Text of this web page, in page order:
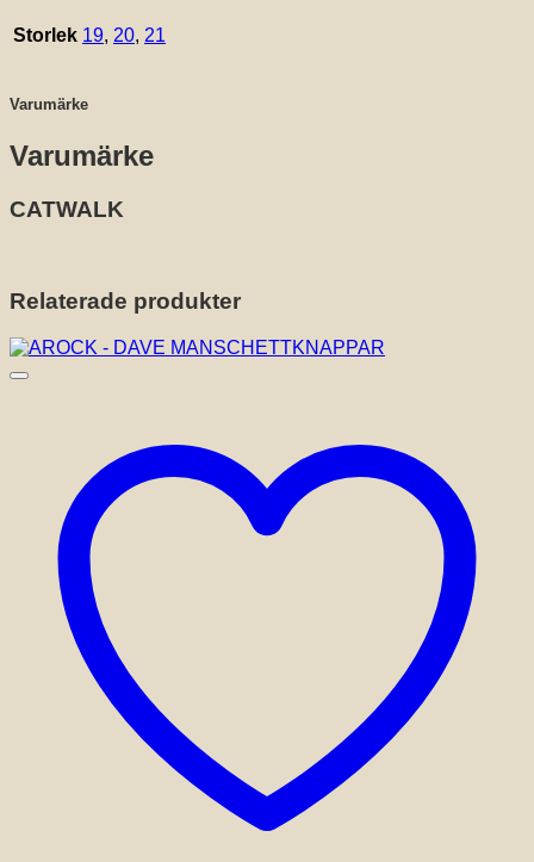
Storlek 19, 20, 21
Varumärke
Varumärke
CATWALK
Relaterade produkter